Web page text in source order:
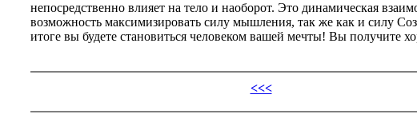
непосредственно влияет на тело и наоборот. Это динамическая
возможность максимизировать силу мышления, так же как и силу
итоге вы будете становиться человеком вашей мечты! Вы получите
<<<